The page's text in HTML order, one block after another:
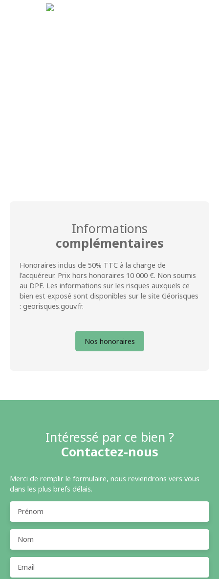
Informations
complémentaires
Honoraires inclus de 50% TTC à la charge de
l'acquéreur. Prix hors honoraires 10 000 €. Non soumis
au DPE. Les informations sur les risques auxquels ce
bien est exposé sont disponibles sur le site Géorisques
: georisques.gouv.fr.
Nos honoraires
Intéressé par ce bien ?
Contactez-nous
Merci de remplir le formulaire, nous reviendrons vers vous
dans les plus brefs délais.
Prénom
Nom
Email